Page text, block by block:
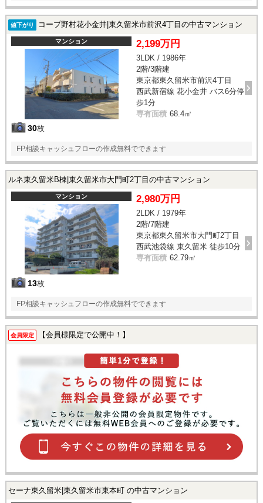
値下がり コープ野村花小金井|東久留米市前沢4丁目の中古マンション
マンション
30枚
2,199万円
3LDK / 1986年
2階/3階建
東京都東久留米市前沢4丁目
西武新宿線 花小金井 バス6分停
歩1分
専有面積 68.4㎡
FP相談キャッシュフローの作成無料でできます
ルネ東久留米B棟|東久留米市大門町2丁目の中古マンション
マンション
13枚
2,980万円
2LDK / 1979年
2階/7階建
東京都東久留米市大門町2丁目
西武池袋線 東久留米 徒歩10分
専有面積 62.79㎡
FP相談キャッシュフローの作成無料でできます
会員限定 【会員様限定で公開中！】
セーナ東久留米|東久留米市東本町 の中古マンション